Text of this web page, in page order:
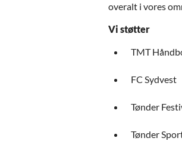
overalt i vores
Vi støtter
TMT
FC Sydvest
Tønder
Tønder